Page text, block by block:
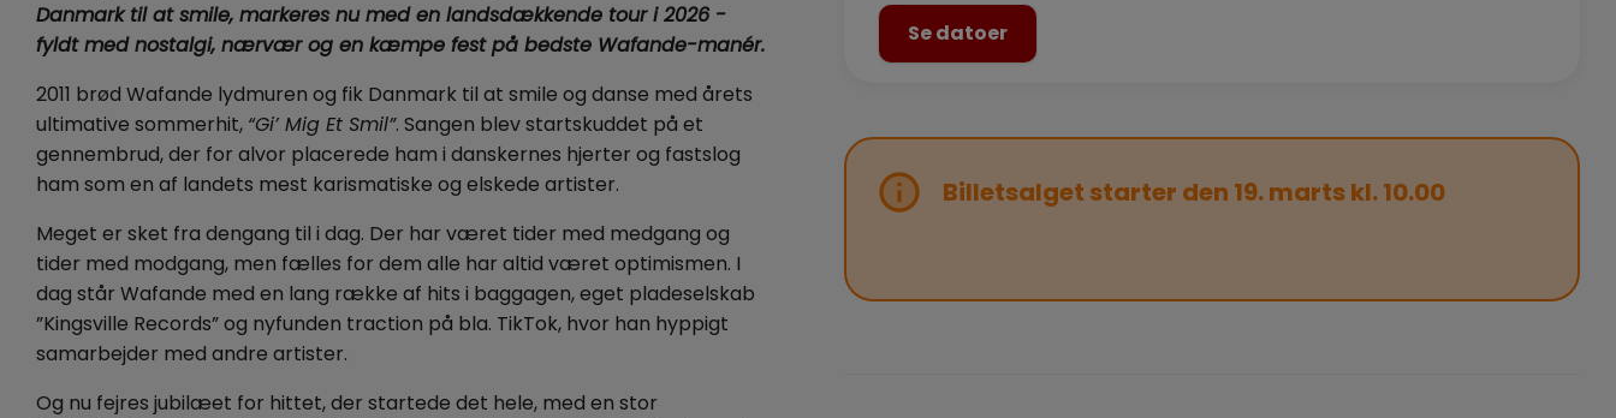
Danmark til at smile, markeres nu med en landsdækkende tour i 2026 -
fyldt med nostalgi, nærvær og en kæmpe fest på bedste Wafande-manér.
2011 brød Wafande lydmuren og fik Danmark til at smile og danse med årets
ultimative sommerhit, “Gi’ Mig Et Smil”. Sangen blev startskuddet på et
gennembrud, der for alvor placerede ham i danskernes hjerter og fastslog
ham som en af landets mest karismatiske og elskede artister.
Meget er sket fra dengang til i dag. Der har været tider med medgang og
tider med modgang, men fælles for dem alle har altid været optimismen. I
dag står Wafande med en lang række af hits i baggagen, eget pladeselskab
”Kingsville Records” og nyfunden traction på bla. TikTok, hvor han hyppigt
samarbejder med andre artister.
Og nu fejres jubilæet for hittet, der startede det hele, med en stor
Se datoer
Billetsalget starter den 19. marts kl. 10.00